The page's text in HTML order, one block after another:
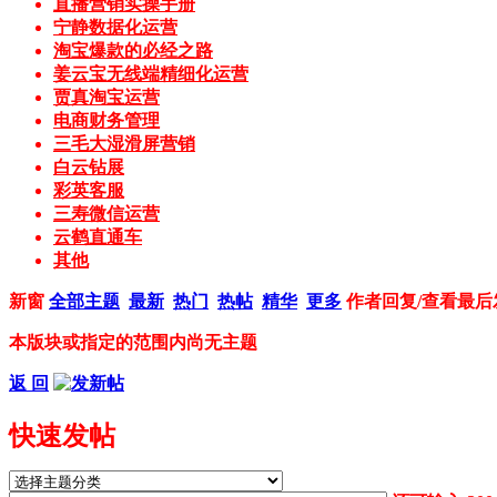
宁静数据化运营
淘宝爆款的必经之路
姜云宝无线端精细化运营
贾真淘宝运营
电商财务管理
三毛大湿滑屏营销
白云钻展
彩英客服
三寿微信运营
云鹤直通车
其他
新窗 全部主题 最新 热门 热帖 精华 更多 作者回复/查看最后
本版块或指定的范围内尚无主题
返 回
快速发帖